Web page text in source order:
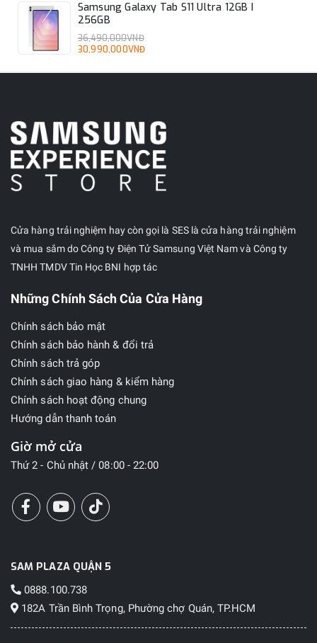
Samsung Galaxy Tab S11 Ultra 12GB I
256GB
36,490,000VNĐ
30,990,000VNĐ
Cửa hàng trải nghiệm hay còn gọi là SES là cửa hàng trải nghiệm
và mua sắm do Công ty Điện Tử Samsung Việt Nam và Công ty
TNHH TMDV Tin Học BNI hợp tác
Những Chính Sách Của Cửa Hàng
Chính sách bảo mật
Chính sách bảo hành & đổi trả
Chính sách trả góp
Chính sách giao hàng & kiểm hàng
Chính sách hoạt động chung
Hướng dẫn thanh toán
Giờ mở cửa
Thứ 2 - Chủ nhật / 08:00 - 22:00
SAM PLAZA QUẬN 5
0888.100.738
182A Trần Bình Trọng, Phường chợ Quán, TP.HCM